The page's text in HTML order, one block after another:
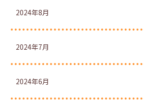
2024年8月
2024年7月
2024年6月